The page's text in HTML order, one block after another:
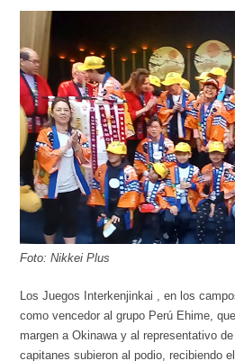
Foto: Nikkei Plus
Los Juegos Interkenjinkai , en los
como vencedor al grupo Perú Ehime,
margen a Okinawa y al representativo
capitanes subieron al podio, recibiendo